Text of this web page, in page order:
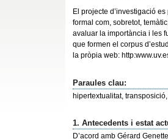
El projecte d’investigació
formal com, sobretot,
avaluar la importància i les
que formen el corpus
la pròpia web:
Paraules clau:
hipertextualitat, transposició,
1. Antecedents i estat
D’acord amb Gérard